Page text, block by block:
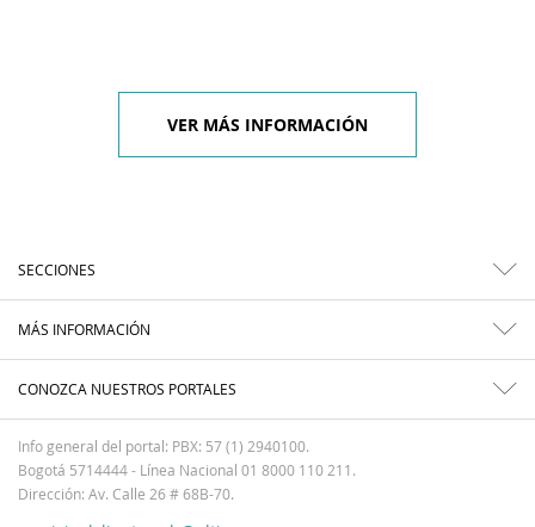
VER MÁS INFORMACIÓN
SECCIONES
MÁS INFORMACIÓN
CONOZCA NUESTROS PORTALES
Info general del portal: PBX: 57 (1) 2940100.
Bogotá 5714444 - Línea Nacional 01 8000 110 211.
Dirección: Av. Calle 26 # 68B-70.